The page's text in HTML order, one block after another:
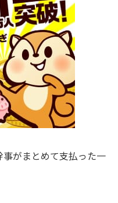
がまとめて支払った一